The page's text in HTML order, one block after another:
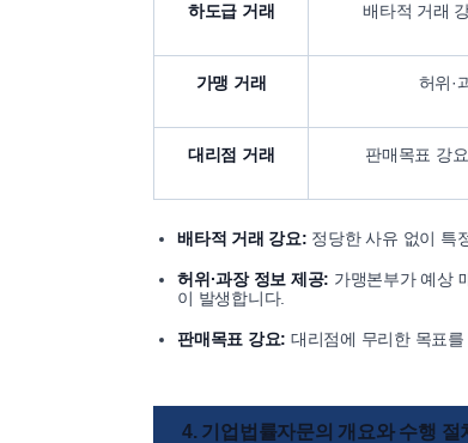
하도급 거래 배타적 거래
가맹 거래 허위·
대리점 거래 판매목표 강
배타적 거래 강요: 정당한 사유 없이 특
허위·과장 정보 제공: 가맹본부가 예상
이 발생합니다.
판매목표 강요: 대리점에 무리한 목표
4. 기업법률자문의 개요와 수행 절